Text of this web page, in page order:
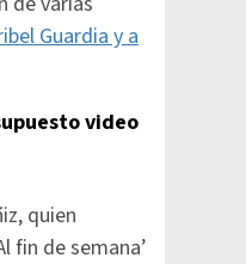
Guardia y a
video
quien
fin de semana’